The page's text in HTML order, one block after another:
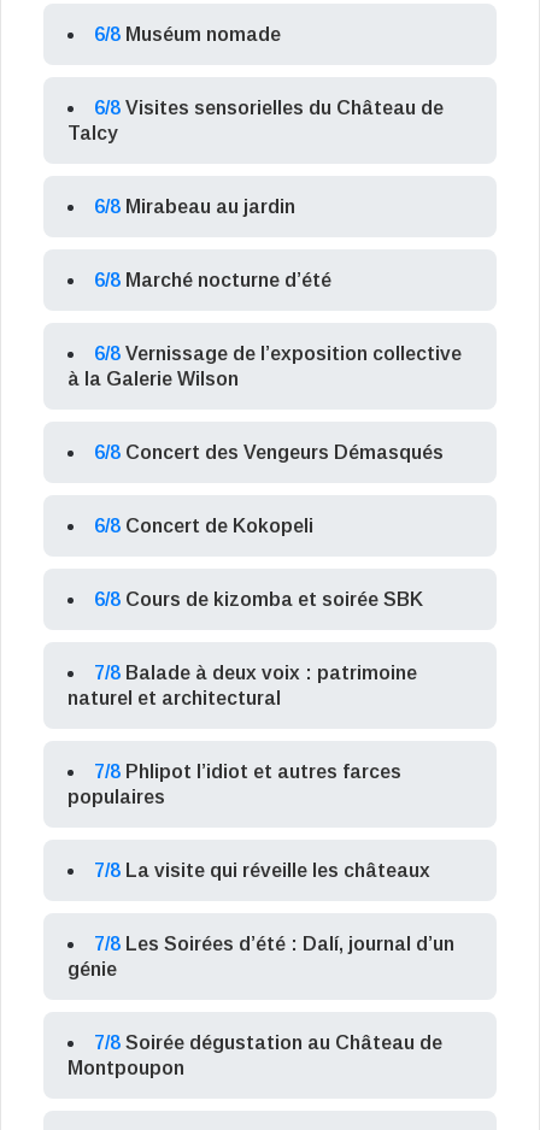
6/8 Muséum nomade
6/8 Visites sensorielles du Château de
Talcy
6/8 Mirabeau au jardin
6/8 Marché nocturne d’été
6/8 Vernissage de l’exposition collective
à la Galerie Wilson
6/8 Concert des Vengeurs Démasqués
6/8 Concert de Kokopeli
6/8 Cours de kizomba et soirée SBK
7/8 Balade à deux voix : patrimoine
naturel et architectural
7/8 Phlipot l’idiot et autres farces
populaires
7/8 La visite qui réveille les châteaux
7/8 Les Soirées d’été : Dalí, journal d’un
génie
7/8 Soirée dégustation au Château de
Montpoupon